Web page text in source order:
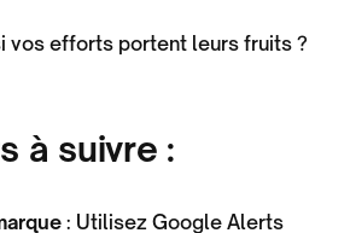
vos efforts portent leurs fruits ?
à suivre :
: Utilisez Google Alerts